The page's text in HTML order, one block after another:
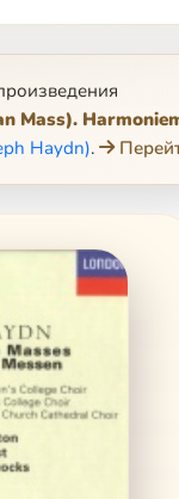
Mass).
Haydn).